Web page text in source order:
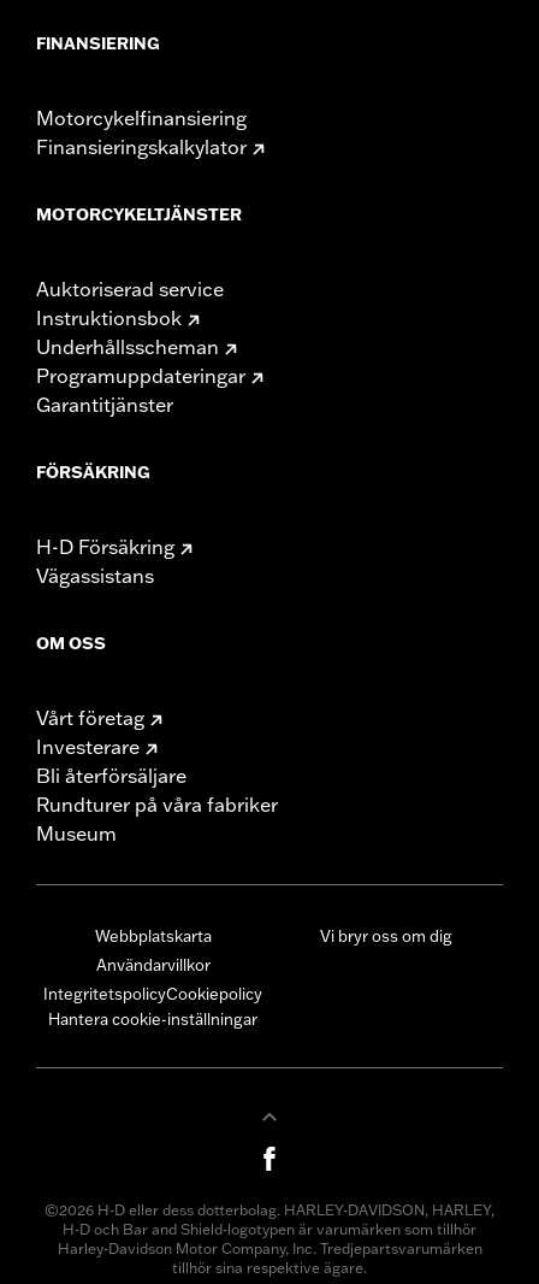
FINANSIERING
Motorcykelfinansiering
Finansieringskalkylator
MOTORCYKELTJÄNSTER
Auktoriserad service
Instruktionsbok
Underhållsscheman
Programuppdateringar
Garantitjänster
FÖRSÄKRING
H-D Försäkring
Vägassistans
OM OSS
Vårt företag
Investerare
Bli återförsäljare
Rundturer på våra fabriker
Museum
Webbplatskarta
Användarvillkor
IntegritetspolicyCookiepolicy
Hantera cookie-inställningar
Vi bryr oss om dig
©2026 H-D eller dess dotterbolag. HARLEY-DAVIDSON, HARLEY,
H-D och Bar and Shield-logotypen är varumärken som tillhör
Harley-Davidson Motor Company, Inc. Tredjepartsvarumärken
tillhör sina respektive ägare.